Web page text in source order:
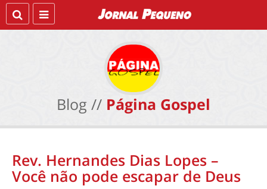
Blog // Página Gospel
Rev. Hernandes Dias Lopes –
Você não pode escapar de Deus